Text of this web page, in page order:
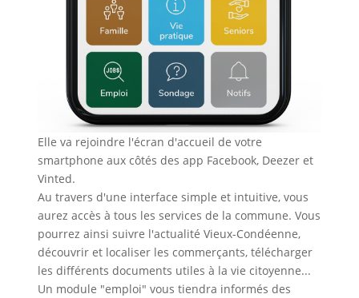
Elle va rejoindre l'écran d'accueil de votre
smartphone aux côtés des app Facebook, Deezer et
Vinted.
Au travers d'une interface simple et intuitive, vous
aurez accès à tous les services de la commune. Vous
pourrez ainsi suivre l'actualité Vieux-Condéenne,
découvrir et localiser les commerçants, télécharger
les différents documents utiles à la vie citoyenne...
Un module "emploi" vous tiendra informés des